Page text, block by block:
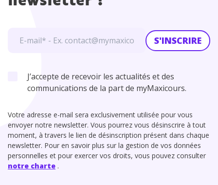
S'INSCRIRE
J’accepte de recevoir les actualités et des
communications de la part de myMaxicours.
Votre adresse e-mail sera exclusivement utilisée pour vous
envoyer notre newsletter. Vous pourrez vous désinscrire à tout
moment, à travers le lien de désinscription présent dans chaque
newsletter. Pour en savoir plus sur la gestion de vos données
personnelles et pour exercer vos droits, vous pouvez consulter
notre charte .